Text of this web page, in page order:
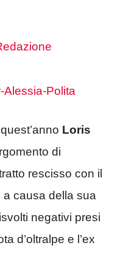
Loris
di
rescisso con il
a causa della sua
negativi presi
d’oltralpe e l’ex